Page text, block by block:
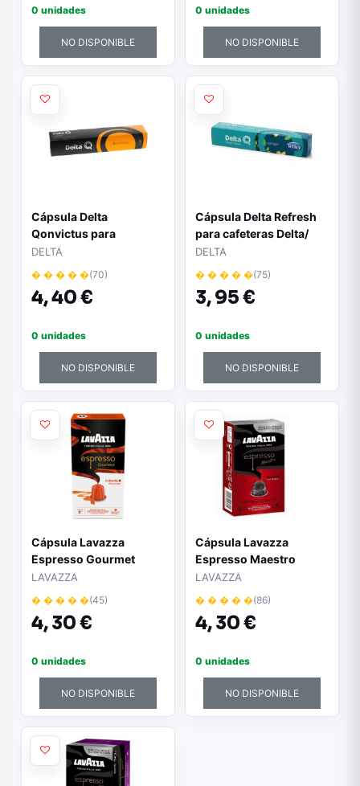
0 unidades
NO DISPONIBLE
0 unidades
NO DISPONIBLE
Cápsula Delta
Qonvictus para
cafeteras Delta/ Caja de
DELTA
� � � � �(70)
4,40 €
0 unidades
NO DISPONIBLE
Cápsula Delta Refresh
para cafeteras Delta/
Caja de 10
DELTA
� � � � �(75)
3,95 €
0 unidades
NO DISPONIBLE
Cápsula Lavazza
Espresso Gourmet
Caramel para cafeteras
Nespresso/ Caja de 10
LAVAZZA
� � � � �(45)
4,30 €
0 unidades
NO DISPONIBLE
Cápsula Lavazza
Espresso Maestro
Clásico para cafeteras
Nespresso/ Caja de 10
LAVAZZA
� � � � �(86)
4,30 €
0 unidades
NO DISPONIBLE